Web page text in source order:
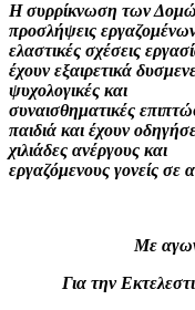
Η συρρίκνωση των
προσλήψεις
ελαστικές σχέσεις
έχουν εξαιρετικά
ψυχολογικές και
συναισθηματικές
παιδιά και έχουν
χιλιάδες ανέργους και
εργαζόμενους γονείς σε
Με
Για την